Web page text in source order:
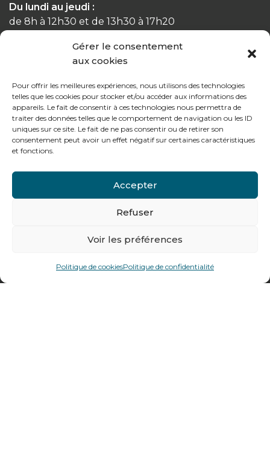
Gérer le consentement
aux cookies
Pour offrir les meilleures expériences, nous utilisons des technologies
telles que les cookies pour stocker et/ou accéder aux informations des
appareils. Le fait de consentir à ces technologies nous permettra de
traiter des données telles que le comportement de navigation ou les ID
uniques sur ce site. Le fait de ne pas consentir ou de retirer son
consentement peut avoir un effet négatif sur certaines caractéristiques
et fonctions.
Accepter
Refuser
Voir les préférences
Politique de cookiesPolitique de confidentialité
Du lundi au jeudi :
de 8h à 12h30 et de 13h30 à 17h20
Le vendredi :
de 8h à 12h30 et de 13h30 à 16h
Notre gamme pour les particuliers
Contactez-nous
Tél : + 33 (0)4 74 62 81 44
Villefranche sur Saône
Plan d’accès